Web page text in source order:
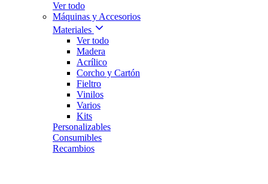
Ver todo
Máquinas y Accesorios
Materiales
Ver todo
Madera
Acrílico
Corcho y Cartón
Fieltro
Vinilos
Varios
Kits
Personalizables
Consumibles
Recambios